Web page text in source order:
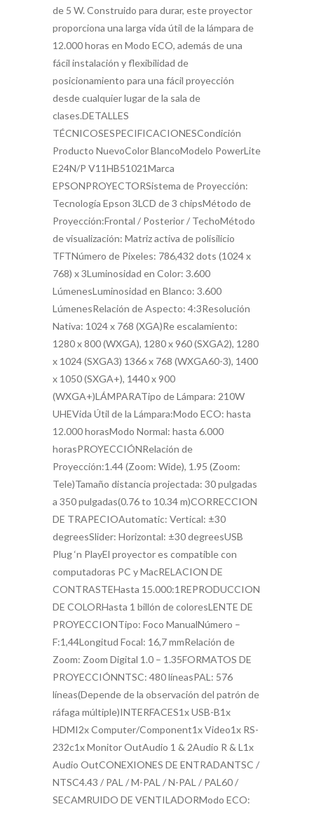
de 5 W. Construido para durar, este proyector
proporciona una larga vida útil de la lámpara de
12.000 horas en Modo ECO, además de una
fácil instalación y flexibilidad de
posicionamiento para una fácil proyección
desde cualquier lugar de la sala de
clases.DETALLES
TÉCNICOSESPECIFICACIONESCondición
Producto NuevoColor BlancoModelo PowerLite
E24N/P V11HB51021Marca
EPSONPROYECTORSistema de Proyección:
Tecnología Epson 3LCD de 3 chipsMétodo de
Proyección:Frontal / Posterior / TechoMétodo
de visualización: Matriz activa de polisilicio
TFTNúmero de Pixeles: 786,432 dots (1024 x
768) x 3Luminosidad en Color: 3.600
LúmenesLuminosidad en Blanco: 3.600
LúmenesRelación de Aspecto: 4:3Resolución
Nativa: 1024 x 768 (XGA)Re escalamiento:
1280 x 800 (WXGA), 1280 x 960 (SXGA2), 1280
x 1024 (SXGA3) 1366 x 768 (WXGA60-3), 1400
x 1050 (SXGA+), 1440 x 900
(WXGA+)LÁMPARATipo de Lámpara: 210W
UHEVida Útil de la Lámpara:Modo ECO: hasta
12.000 horasModo Normal: hasta 6.000
horasPROYECCIÓNRelación de
Proyección:1.44 (Zoom: Wide), 1.95 (Zoom:
Tele)Tamaño distancia projectada: 30 pulgadas
a 350 pulgadas(0.76 to 10.34 m)CORRECCION
DE TRAPECIOAutomatic: Vertical: ±30
degreesSlider: Horizontal: ±30 degreesUSB
Plug ‘n PlayEl proyector es compatible con
computadoras PC y MacRELACION DE
CONTRASTEHasta 15.000:1REPRODUCCION
DE COLORHasta 1 billón de coloresLENTE DE
PROYECCIONTipo: Foco ManualNúmero –
F:1,44Longitud Focal: 16,7 mmRelación de
Zoom: Zoom Digital 1.0 – 1.35FORMATOS DE
PROYECCIÓNNTSC: 480 líneasPAL: 576
líneas(Depende de la observación del patrón de
ráfaga múltiple)INTERFACES1x USB-B1x
HDMI2x Computer/Component1x Video1x RS-
232c1x Monitor OutAudio 1 & 2Audio R & L1x
Audio OutCONEXIONES DE ENTRADANTSC /
NTSC4.43 / PAL / M-PAL / N-PAL / PAL60 /
SECAMRUIDO DE VENTILADORModo ECO: